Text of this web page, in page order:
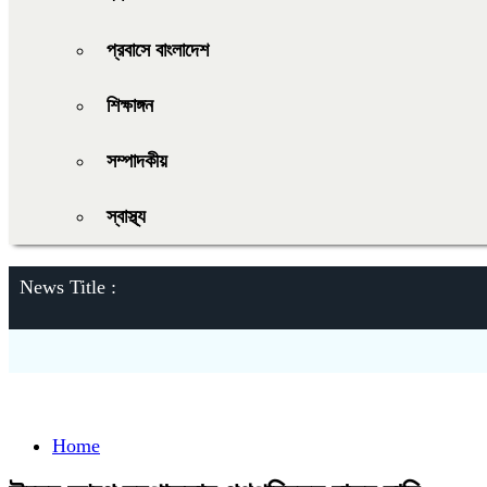
প্রবাসে বাংলাদেশ
শিক্ষাঙ্গন
সম্পাদকীয়
স্বাস্থ্য
News Title :
Home